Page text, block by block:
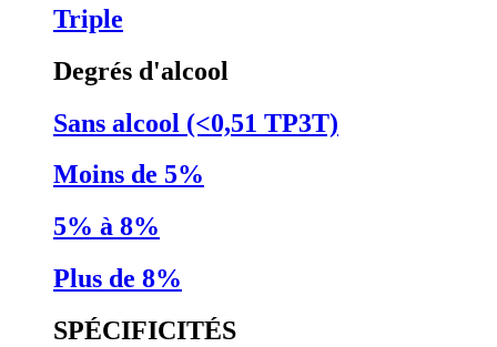
Triple
Degrés d'alcool
Sans alcool (<0,51 TP3T)
Moins de 5%
5% à 8%
Plus de 8%
SPÉCIFICITÉS